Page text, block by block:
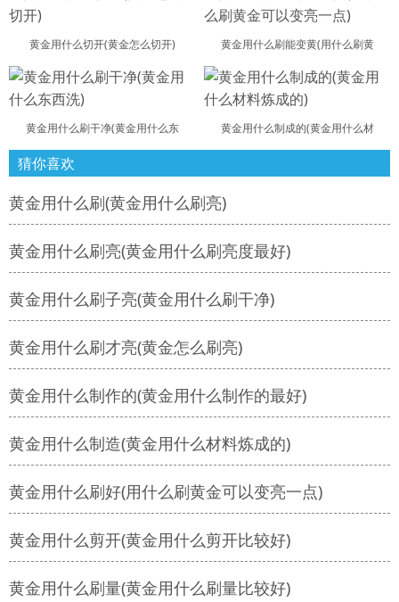
黄金用什么切开(黄金怎么切开) 黄金用什么刷能变黄(用什么刷黄
黄金用什么刷干净(黄金用什么东 黄金用什么制成的(黄金用什么材
猜你喜欢
黄金用什么刷(黄金用什么刷亮)
黄金用什么刷亮(黄金用什么刷亮度最好)
黄金用什么刷子亮(黄金用什么刷干净)
黄金用什么刷才亮(黄金怎么刷亮)
黄金用什么制作的(黄金用什么制作的最好)
黄金用什么制造(黄金用什么材料炼成的)
黄金用什么刷好(用什么刷黄金可以变亮一点)
黄金用什么剪开(黄金用什么剪开比较好)
黄金用什么刷量(黄金用什么刷量比较好)